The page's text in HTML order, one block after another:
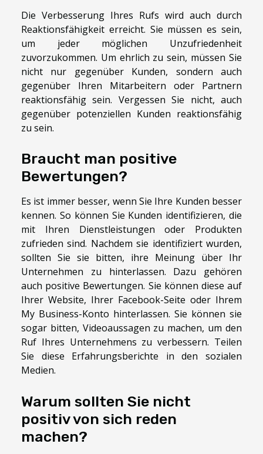
Die Verbesserung Ihres Rufs wird auch durch
Reaktionsfähigkeit erreicht. Sie müssen es sein,
um jeder möglichen Unzufriedenheit
zuvorzukommen. Um ehrlich zu sein, müssen Sie
nicht nur gegenüber Kunden, sondern auch
gegenüber Ihren Mitarbeitern oder Partnern
reaktionsfähig sein. Vergessen Sie nicht, auch
gegenüber potenziellen Kunden reaktionsfähig
zu sein.
Braucht man positive
Bewertungen?
Es ist immer besser, wenn Sie Ihre Kunden besser
kennen. So können Sie Kunden identifizieren, die
mit Ihren Dienstleistungen oder Produkten
zufrieden sind. Nachdem sie identifiziert wurden,
sollten Sie sie bitten, ihre Meinung über Ihr
Unternehmen zu hinterlassen. Dazu gehören
auch positive Bewertungen. Sie können diese auf
Ihrer Website, Ihrer Facebook-Seite oder Ihrem
My Business-Konto hinterlassen. Sie können sie
sogar bitten, Videoaussagen zu machen, um den
Ruf Ihres Unternehmens zu verbessern. Teilen
Sie diese Erfahrungsberichte in den sozialen
Medien.
Warum sollten Sie nicht
positiv von sich reden
machen?